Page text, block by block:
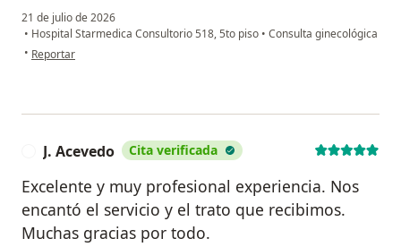
21 de julio de 2026
• Hospital Starmedica Consultorio 518, 5to piso • Consulta ginecológica
• en opinión del usuario Litzy Tinoco
Reportar
J. Acevedo Cita verificada
Excelente y muy profesional experiencia. Nos
encantó el servicio y el trato que recibimos.
Muchas gracias por todo.